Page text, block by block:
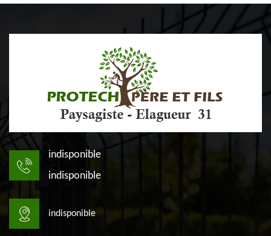
indisponible
indisponible
indisponible